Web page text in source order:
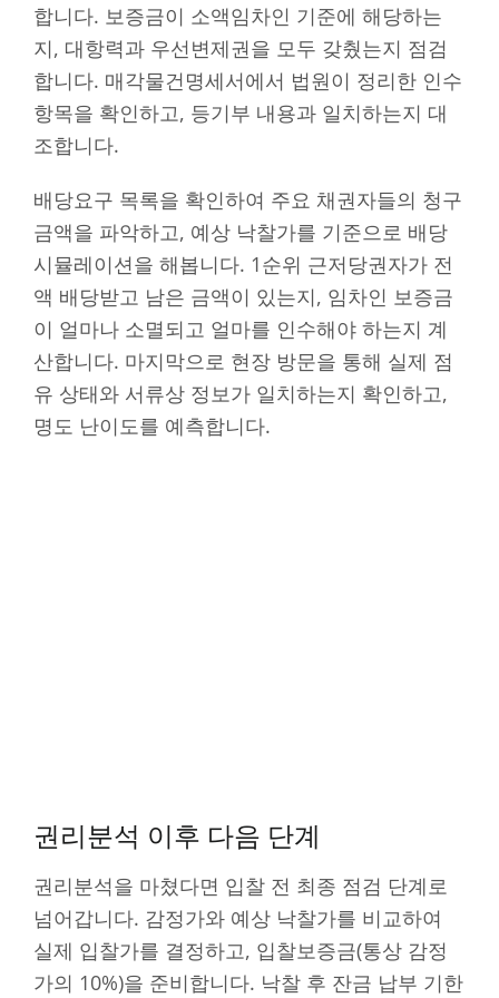
합니다. 보증금이 소액임차인 기준에 해당하는
지, 대항력과 우선변제권을 모두 갖췄는지 점검
합니다. 매각물건명세서에서 법원이 정리한 인수
항목을 확인하고, 등기부 내용과 일치하는지 대
조합니다.
배당요구 목록을 확인하여 주요 채권자들의 청구
금액을 파악하고, 예상 낙찰가를 기준으로 배당
시뮬레이션을 해봅니다. 1순위 근저당권자가 전
액 배당받고 남은 금액이 있는지, 임차인 보증금
이 얼마나 소멸되고 얼마를 인수해야 하는지 계
산합니다. 마지막으로 현장 방문을 통해 실제 점
유 상태와 서류상 정보가 일치하는지 확인하고,
명도 난이도를 예측합니다.
권리분석 이후 다음 단계
권리분석을 마쳤다면 입찰 전 최종 점검 단계로
넘어갑니다. 감정가와 예상 낙찰가를 비교하여
실제 입찰가를 결정하고, 입찰보증금(통상 감정
가의 10%)을 준비합니다. 낙찰 후 잔금 납부 기한